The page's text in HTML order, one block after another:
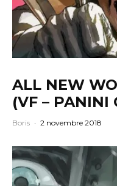
ALL NEW
(VF – PANINI
Boris · 2 novembre 2018